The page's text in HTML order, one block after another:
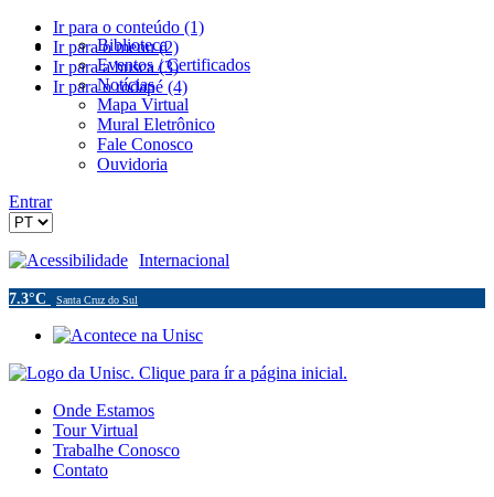
Ir para o conteúdo (1)
Ir para o menu (2)
Ir para a busca (3)
Ir para o rodapé (4)
Biblioteca
Eventos / Certificados
Notícias
Mapa Virtual
Mural Eletrônico
Fale Conosco
Ouvidoria
Entrar
Acessibilidade Internacional
7.3°C Santa Cruz do Sul
Onde Estamos
Tour Virtual
Trabalhe Conosco
Contato